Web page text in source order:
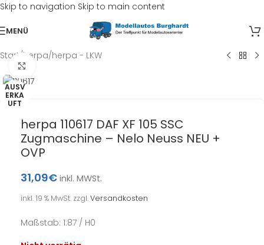
Skip to navigation Skip to main content
MENÜ
Start /herpa/herpa - LKW
AUSV
ERKA
UFT
herpa 110617 DAF XF 105 SSC
Zugmaschine – Nelo Neuss NEU +
OVP
31,09€ inkl. MWSt.
inkl. 19 % MwSt. zzgl.Versandkosten
Maßstab: 1:87 / H0